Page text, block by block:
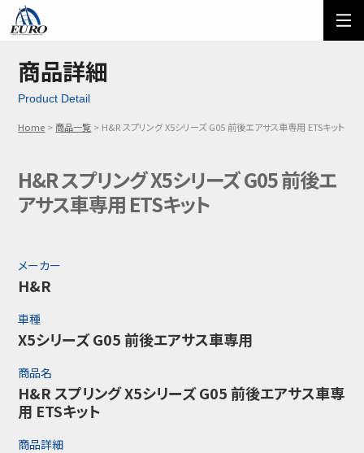
ご利用方法
メール問い合わせ
商品詳細
Product Detail
Home 商品一覧 H&R スプリング X5シリーズ G05 前後エアサス車専用 ETSキット
H&R スプリング X5シリーズ G05 前後エ
アサス車専用 ETSキット
メーカー
H&R
車種
X5シリーズ G05 前後エアサス車専用
商品名
H&R スプリング X5シリーズ G05 前後エアサス車専
用 ETSキット
商品詳細